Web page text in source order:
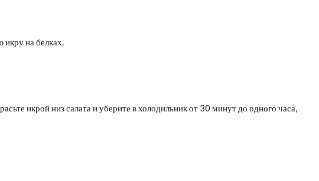
на белках.
икрой низ салата и уберите в холодильник от 30 минут до одного часа,